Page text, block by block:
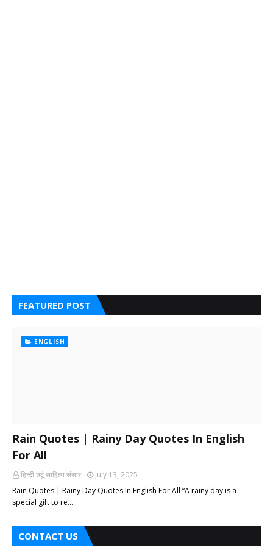
FEATURED POST
ENGLISH
Rain Quotes | Rainy Day Quotes In English
For All
हिन्दी ‎उर्दू ‎साहित्य ‎संसार
July 13, 2025
Rain Quotes | Rainy Day Quotes In English For All “A rainy day is a
special gift to re…
CONTACT US